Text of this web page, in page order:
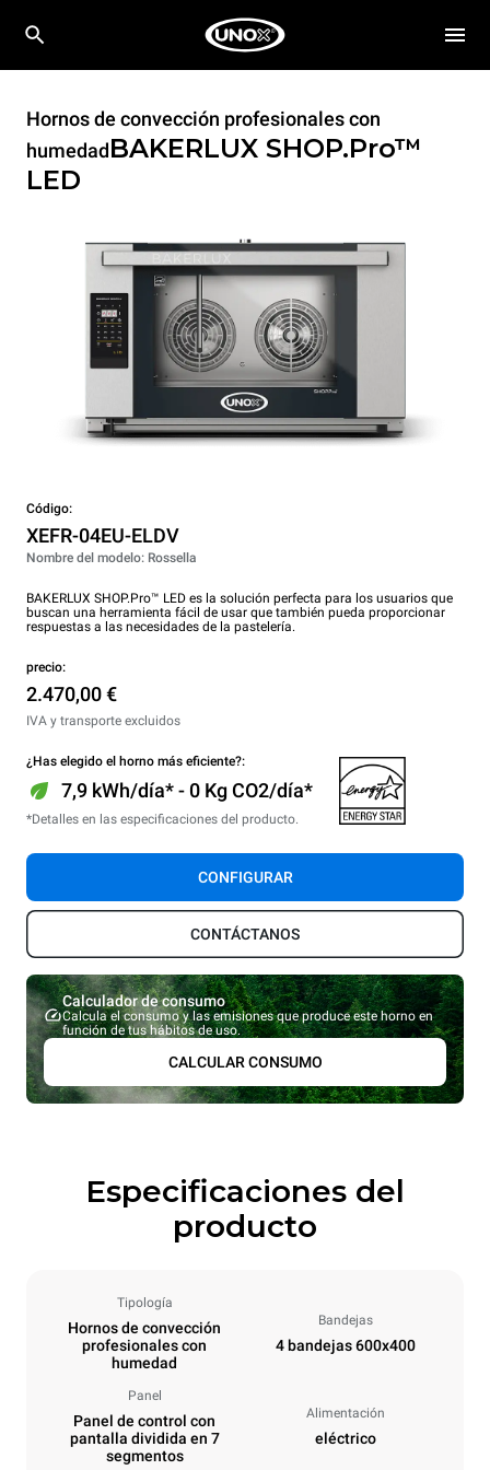
Hornos de convección profesionales con
humedadBAKERLUX SHOP.Pro™
LED
Código:
XEFR-04EU-ELDV
Nombre del modelo: Rossella
BAKERLUX SHOP.Pro™ LED es la solución perfecta para los usuarios que
buscan una herramienta fácil de usar que también pueda proporcionar
respuestas a las necesidades de la pastelería.
precio:
2.470,00 €
IVA y transporte excluidos
¿Has elegido el horno más eficiente?:
7,9 kWh/día* - 0 Kg CO2/día*
*Detalles en las especificaciones del producto.
CONFIGURAR
CONTÁCTANOS
Calculador de consumo
Calcula el consumo y las emisiones que produce este horno en
función de tus hábitos de uso.
CALCULAR CONSUMO
Especificaciones del
producto
Tipología
Hornos de convección
profesionales con
humedad
Bandejas
4 bandejas 600x400
Panel
Panel de control con
pantalla dividida en 7
segmentos
Alimentación
eléctrico